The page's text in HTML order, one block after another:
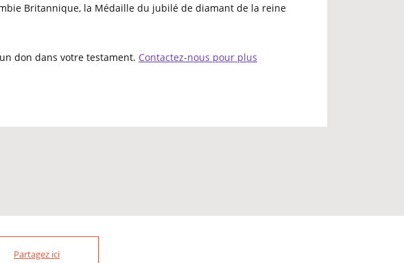
Britannique, la Médaille du jubilé de diamant de la reine
don dans votre testament. Contactez-nous pour plus
Partagez ici